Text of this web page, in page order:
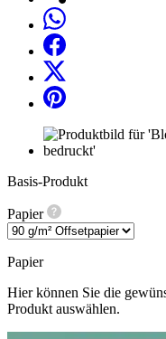
Basis-Produkt
Papier
Papier
Hier können Sie die
Produkt auswählen.